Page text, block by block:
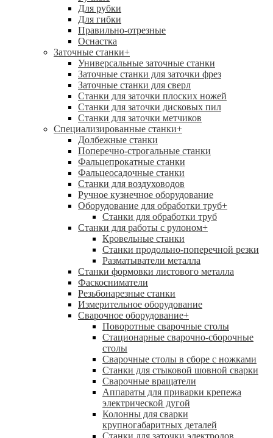
Для рубки
Для гибки
Правильно-отрезные
Оснастка
Заточные станки+
Универсальные заточные станки
Заточные станки для заточки фрез
Заточные станки для сверл
Станки для заточки плоских ножей
Станки для заточки дисковых пил
Станки для заточки метчиков
Специализированные станки+
Долбежные станки
Поперечно-строгальные станки
Фальцепрокатные станки
Фальцеосадочные станки
Станки для воздуховодов
Ручное кузнечное оборудование
Оборудование для обработки труб+
Станки для обработки труб
Станки для работы с рулоном+
Кровельные станки
Станки продольно-поперечной резки
Разматыватели металла
Станки формовки листового металла
Фаскосниматели
Резьбонарезные станки
Измерительное оборудование
Сварочное оборудование+
Поворотные сварочные столы
Стационарные сварочно-сборочные
столы
Сварочные столы в сборе с ножками
Станки для стыковой шовной сварки
Сварочные вращатели
Аппараты для приварки крепежа
электрической дугой
Колонны для сварки
крупногабаритных деталей
Станки для заточки электродов